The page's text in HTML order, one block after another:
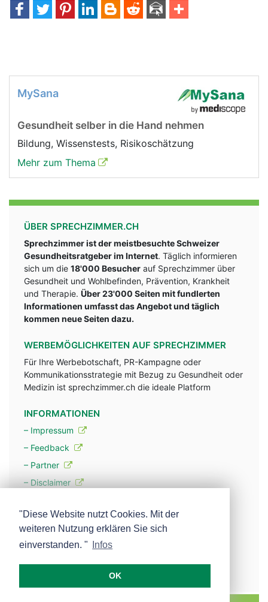
MySana
Gesundheit selber in die Hand nehmen
Bildung, Wissenstests, Risikoschätzung
Mehr zum Thema
ÜBER SPRECHZIMMER.CH
Sprechzimmer ist der meistbesuchte Schweizer
Gesundheitsratgeber im Internet. Täglich informieren
sich um die 18'000 Besucher auf Sprechzimmer über
Gesundheit und Wohlbefinden, Prävention, Krankheit
und Therapie. Über 23'000 Seiten mit fundlerten
Informationen umfasst das Angebot und täglich
kommen neue Seiten dazu.
WERBEMÖGLICHKEITEN AUF SPRECHZIMMER
Für Ihre Werbebotschaft, PR-Kampagne oder
Kommunikationsstrategie mit Bezug zu Gesundheit oder
Medizin ist sprechzimmer.ch die ideale Platform
INFORMATIONEN
– Impressum
– Feedback
– Partner
– Disclaimer
– Werbung
– Mehr über unsere Experten
"Diese Website nutzt Cookies. Mit der
weiteren Nutzung erklären Sie sich
einverstanden. "
Infos
OK